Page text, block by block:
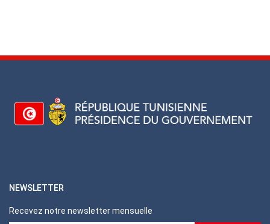
NEWSLETTER
Recevez notre newsletter mensuelle